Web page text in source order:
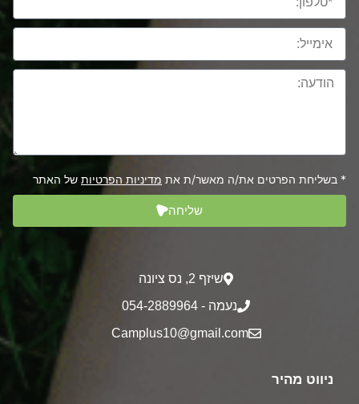
* בשליחת הפרטים את/ה מאשר/ת את מדיניות הפרטיות של האתר
שליחה
שיזף 2‎, נס ציונה
נעמה - 054-2889964
Camplus10@gmail.com
ניווט מהיר